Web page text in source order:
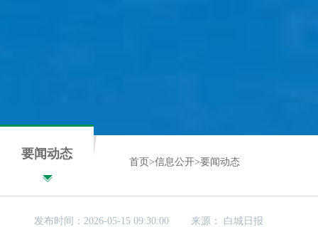
要闻动态
首页 >信息公开>要闻动态
发布时间：2026-05-15 09:30:00 来源： 白城日报